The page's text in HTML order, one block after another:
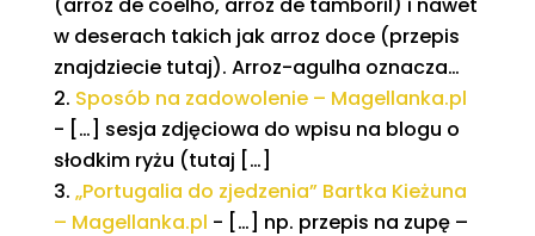
w deserach takich jak arroz doce (przepis
znajdziecie tutaj). Arroz-agulha oznacza…
Sposób na zadowolenie – Magellanka.pl
- […] sesja zdjęciowa do wpisu na blogu o
słodkim ryżu (tutaj […]
„Portugalia do zjedzenia” Bartka Kieżuna
– Magellanka.pl - […] np. przepis na zupę –